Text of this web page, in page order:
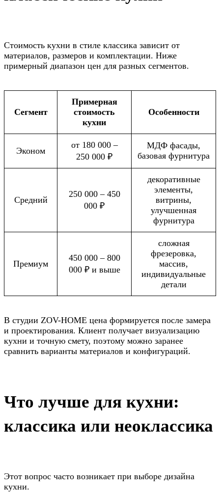
Стоимость кухни в стиле классика зависит от
материалов, размеров и комплектации. Ниже
примерный диапазон цен для разных сегментов.
Сегмент
Примерная
стоимость
кухни
Особенности
Эконом
от 180 000 –
250 000 ₽
МДФ фасады,
базовая фурнитура
Средний
250 000 – 450
000 ₽
декоративные
элементы,
витрины,
улучшенная
фурнитура
Премиум
450 000 – 800
000 ₽ и выше
сложная
фрезеровка,
массив,
индивидуальные
детали
В студии ZOV-HOME цена формируется после замера
и проектирования. Клиент получает визуализацию
кухни и точную смету, поэтому можно заранее
сравнить варианты материалов и конфигураций.
Что лучше для кухни:
классика или неоклассика
Этот вопрос часто возникает при выборе дизайна
кухни.